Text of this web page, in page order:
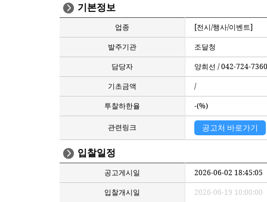
기본정보
업종
[전시/행사/이벤트]
발주기관
조달청
담당자
양희선 / 042-724-7360
기초금액
/
투찰하한율
-(%)
관련링크 공고처 바로가기
입찰일정
공고게시일
2026-06-02 18:45:05
입찰개시일
2026-06-19 10:00:00